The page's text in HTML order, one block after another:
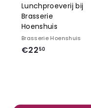
Lunchproeverij bij
Brasserie
Hoenshuis
Brasserie Hoenshuis
€2250